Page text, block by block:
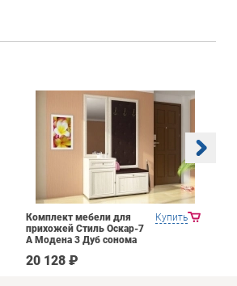
Купить
Комплект мебели для
прихожей Стиль Оскар-7
А Модена 3 Дуб сонома
20 128 ₽